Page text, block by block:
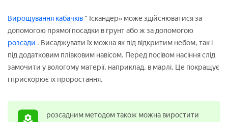
Вирощування кабачків " Іскандер» може здійснюватися за
допомогою прямої посадки в грунт або ж за допомогою
розсади . Висаджувати їх можна як під відкритим небом, так і
під додатковим плівковим навісом. Перед посівом насіння слід
замочити у вологому матерії, наприклад, в марлі. Це покращує
і прискорює їх проростання.
розсадним методом також можна виростити